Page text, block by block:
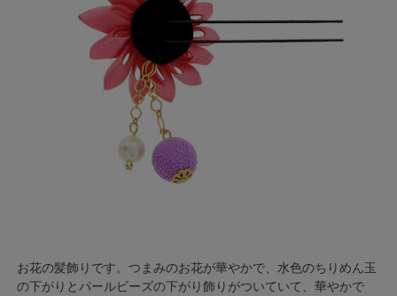
お花の髪飾りです。つまみのお花が華やかで、水色のちりめん玉
の下がりとパールビーズの下がり飾りがついていて、華やかで